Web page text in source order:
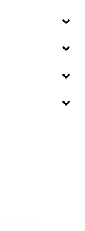



